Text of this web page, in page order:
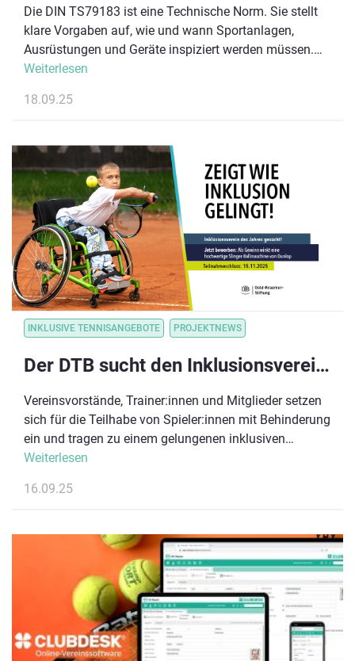
Die DIN TS79183 ist eine Technische Norm. Sie stellt
klare Vorgaben auf, wie und wann Sportanlagen,
Ausrüstungen und Geräte inspiziert werden müssen.
Sie gibt einen Leitfaden vor, wie die Prüfungen konkret
Weiterlesen
18.09.25
INKLUSIVE TENNISANGEBOTE PROJEKTNEWS
Der DTB sucht den Inklusionsverein des Jahres 2025
Vereinsvorstände, Trainer:innen und Mitglieder setzen
sich für die Teilhabe von Spieler:innen mit Behinderung
ein und tragen zu einem gelungenen inklusiven
Vereinsleben bei. Mit der Auszeichnung
dritten Mal das große Engagement in den Vereinen.
Weiterlesen
16.09.25